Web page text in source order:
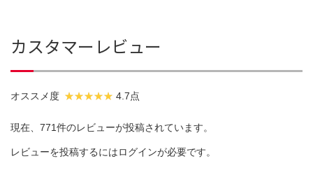
カスタマーレビュー
オススメ度 4.7点
現在、771件のレビューが投稿されています。
レビューを投稿するにはログインが必要です。